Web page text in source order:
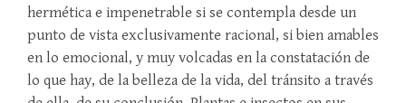
hermética e impenetrable si se contempla desde un
punto de vista exclusivamente racional, si bien amables
en lo emocional, y muy volcadas en la constatación de
lo que hay, de la belleza de la vida, del tránsito a través